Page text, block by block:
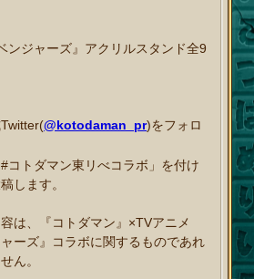
ンジャーズ』アクリルスタンド全9
@kotodaman_pr)をフォロ
コトダマン東リべコラボ」を付け
します。
は、『コトダマン』×TVアニメ
ャーズ』コラボに関するものであれ
ん。